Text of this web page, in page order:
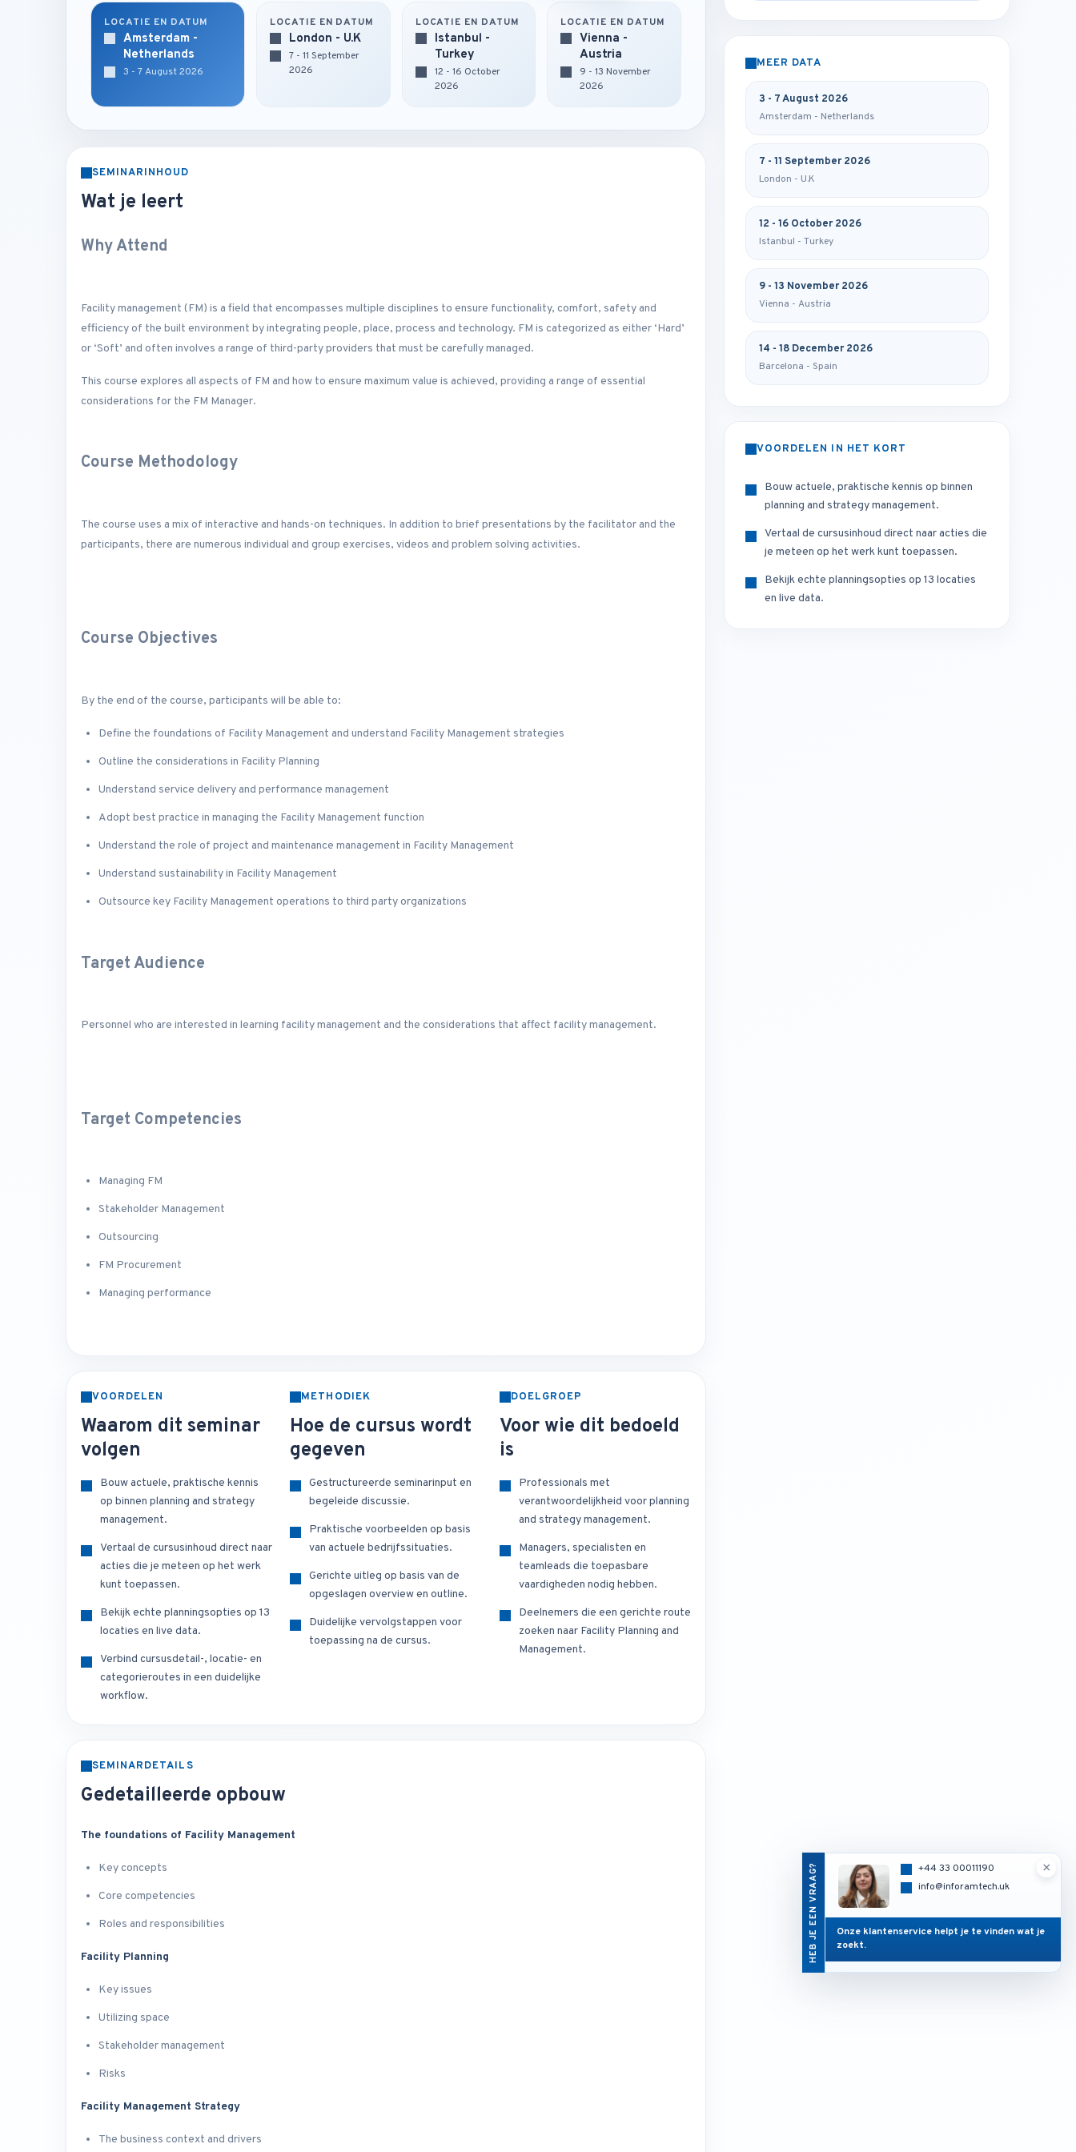
LOCATIE EN DATUM
Amsterdam -
Netherlands
3 - 7 August 2026
LOCATIE EN DATUM
London - U.K
7 - 11 September
2026
LOCATIE EN DATUM
Istanbul -
Turkey
12 - 16 October
2026
LOCATIE EN DATUM
Vienna -
Austria
9 - 13 November
2026
SEMINARINHOUD
Wat je leert
Why Attend
Facility management (FM) is a field that encompasses multiple disciplines to ensure functionality, comfort, safety and
efficiency of the built environment by integrating people, place, process and technology. FM is categorized as either ‘Hard’
or ‘Soft’ and often involves a range of third-party providers that must be carefully managed.
This course explores all aspects of FM and how to ensure maximum value is achieved, providing a range of essential
considerations for the FM Manager.
Course Methodology
The course uses a mix of interactive and hands-on techniques. In addition to brief presentations by the facilitator and the
participants, there are numerous individual and group exercises, videos and problem solving activities.
Course Objectives
By the end of the course, participants will be able to:
Define the foundations of Facility Management and understand Facility Management strategies
Outline the considerations in Facility Planning
Understand service delivery and performance management
Adopt best practice in managing the Facility Management function
Understand the role of project and maintenance management in Facility Management
Understand sustainability in Facility Management
Outsource key Facility Management operations to third party organizations
Target Audience
Personnel who are interested in learning facility management and the considerations that affect facility management.
Target Competencies
Managing FM
Stakeholder Management
Outsourcing
FM Procurement
Managing performance
VOORDELEN
Waarom dit seminar
volgen
Bouw actuele, praktische kennis
op binnen planning and strategy
management.
Vertaal de cursusinhoud direct naar
acties die je meteen op het werk
kunt toepassen.
Bekijk echte planningsopties op 13
locaties en live data.
Verbind cursusdetail-, locatie- en
categorieroutes in een duidelijke
workflow.
METHODIEK
Hoe de cursus wordt
gegeven
Gestructureerde seminarinput en
begeleide discussie.
Praktische voorbeelden op basis
van actuele bedrijfssituaties.
Gerichte uitleg op basis van de
opgeslagen overview en outline.
Duidelijke vervolgstappen voor
toepassing na de cursus.
DOELGROEP
Voor wie dit bedoeld
is
Professionals met
verantwoordelijkheid voor planning
and strategy management.
Managers, specialisten en
teamleads die toepasbare
vaardigheden nodig hebben.
Deelnemers die een gerichte route
zoeken naar Facility Planning and
Management.
SEMINARDETAILS
Gedetailleerde opbouw
The foundations of Facility Management
Key concepts
Core competencies
Roles and responsibilities
Facility Planning
Key issues
Utilizing space
Stakeholder management
Risks
Facility Management Strategy
The business context and drivers
MEER DATA
3 - 7 August 2026
Amsterdam - Netherlands
7 - 11 September 2026
London - U.K
12 - 16 October 2026
Istanbul - Turkey
9 - 13 November 2026
Vienna - Austria
14 - 18 December 2026
Barcelona - Spain
VOORDELEN IN HET KORT
Bouw actuele, praktische kennis op binnen
planning and strategy management.
Vertaal de cursusinhoud direct naar acties die
je meteen op het werk kunt toepassen.
Bekijk echte planningsopties op 13 locaties
en live data.
HEB JE EEN VRAAG? ×
+44 33 00011190
info@inforamtech.uk
Onze klantenservice helpt je te vinden wat je
zoekt.